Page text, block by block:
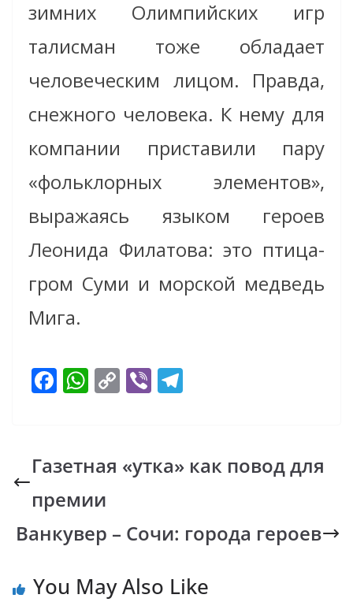
зимних Олимпийских игр
талисман тоже обладает
человеческим лицом. Правда,
снежного человека. К нему для
компании приставили пару
«фольклорных элементов»,
выражаясь языком героев
Леонида Филатова: это птица-
гром Суми и морской медведь
Мига.
F
b
o
o
k
W
s
A
p
p
C
y
Li
k
Vi
gr
a
Газетная «утка» как повод для
премии
Ванкувер – Сочи: города героев
You May Also Like